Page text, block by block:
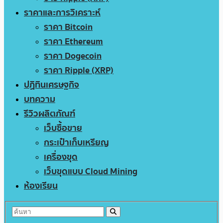
ราคาและการวิเคราะห์
ราคา Bitcoin
ราคา Ethereum
ราคา Dogecoin
ราคา Ripple (XRP)
ปฏิทินเศรษฐกิจ
บทความ
รีวิวผลิตภัณฑ์
เว็บซื้อขาย
กระเป๋าเก็บเหรียญ
เครื่องขุด
เว็บขุดแบบ Cloud Mining
ห้องเรียน